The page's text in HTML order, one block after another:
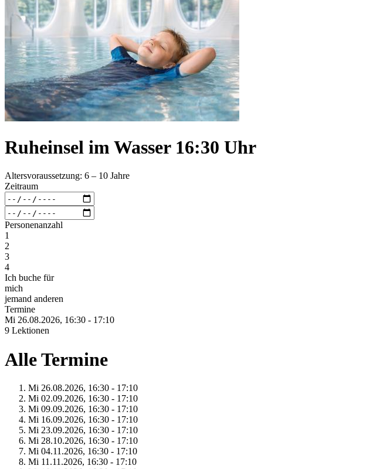
Ruheinsel im Wasser 16:30 Uhr
Altersvoraussetzung: 6 – 10 Jahre
Zeitraum
Personenanzahl
1
2
3
4
Ich buche für
mich
jemand anderen
Termine
Mi 26.08.2026, 16:30 - 17:10
9 Lektionen
Alle Termine
Mi 26.08.2026, 16:30 - 17:10
Mi 02.09.2026, 16:30 - 17:10
Mi 09.09.2026, 16:30 - 17:10
Mi 16.09.2026, 16:30 - 17:10
Mi 23.09.2026, 16:30 - 17:10
Mi 28.10.2026, 16:30 - 17:10
Mi 04.11.2026, 16:30 - 17:10
Mi 11.11.2026, 16:30 - 17:10